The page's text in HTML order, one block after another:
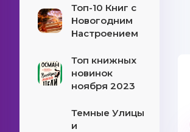
Топ-10 Книг с
Новогодним
Настроением
Топ книжных
новинок
ноября 2023
Темные Улицы
и